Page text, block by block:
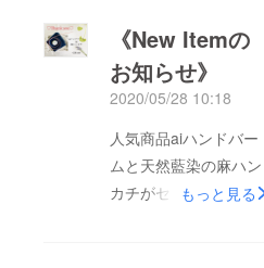
《New Itemの
お知らせ》
2020/05/28 10:18
人気商品aiハンドバー
ムと天然藍染の麻ハン
カチがセットになった
もっと見る